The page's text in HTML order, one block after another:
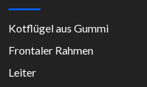
Kotflügel aus Gummi
Frontaler Rahmen
Leiter